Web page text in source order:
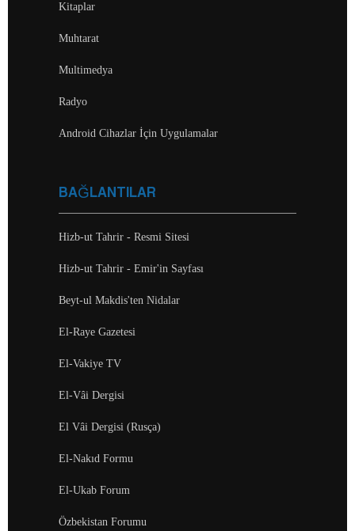
Kitaplar
Muhtarat
Multimedya
Radyo
Android Cihazlar İçin Uygulamalar
BAĞLANTILAR
Hizb-ut Tahrir - Resmi Sitesi
Hizb-ut Tahrir - Emir'in Sayfası
Beyt-ul Makdis'ten Nidalar
El-Raye Gazetesi
El-Vakiye TV
El-Vâi Dergisi
El Vâi Dergisi (Rusça)
El-Nakıd Formu
El-Ukab Forum
Özbekistan Forumu